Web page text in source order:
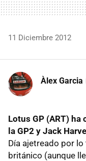
11 Diciembre 2012
Àlex Garcia
Lotus GP (ART) ha
la GP2 y Jack
Día ajetreado por
británico (aunque